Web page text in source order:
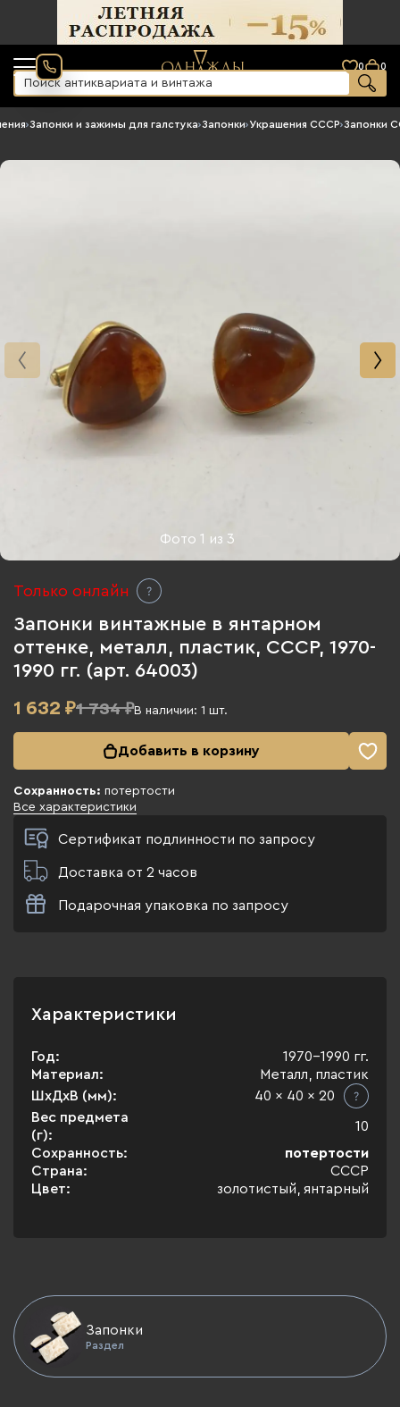
0 0
›Запонки и зажимы для галстука›Запонки›Украшения СССР›Запонки
Фото1 из 3
Только онлайн
Запонки винтажные в янтарном
оттенке, металл, пластик, СССР, 1970-
1990 гг. (арт. 64003)
1 632 ₽1 734 ₽В наличии: 1 шт.
Добавить в корзину
Сохранность: потертости
Все характеристики
Сертификат подлинности по запросу
Доставка от 2 часов
Подарочная упаковка по запросу
Характеристики
Год:
1970-1990 гг.
Материал:
Металл, пластик
ШхДхВ (мм):
40 x 40 x 20
Вес предмета
(г):
10
Сохранность:
потертости
Страна:
СССР
Цвет:
золотистый, янтарный
Запонки
Раздел